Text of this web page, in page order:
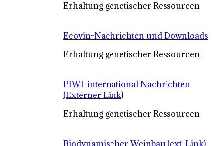
Erhaltung genetischer Ressourcen
Ecovin-Nachrichten und Downloads
Erhaltung genetischer Ressourcen
PIWI-international Nachrichten
(Externer Link)
Erhaltung genetischer Ressourcen
Biodynamischer Weinbau (ext. Link)